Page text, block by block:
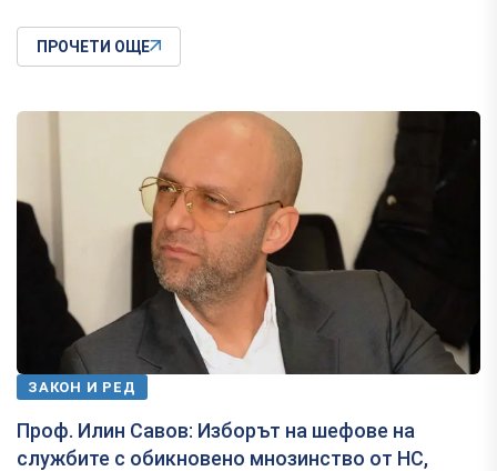
ПРОЧЕТИ ОЩЕ
ЗАКОН И РЕД
Проф. Илин Савов: Изборът на шефове на
службите с обикновено мнозинство от НС,